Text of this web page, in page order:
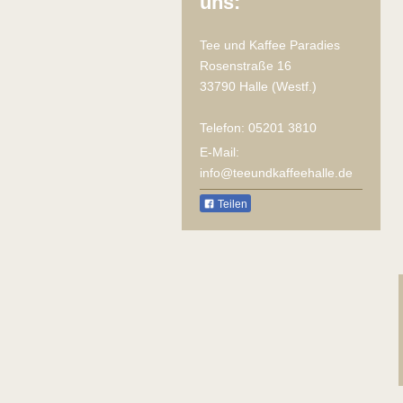
Tee und Kaffee Paradies
Rosenstraße 16
33790 Halle (Westf.)
Telefon: 05201 3810
E-Mail:
info@teeundkaffeehalle.de
Teilen